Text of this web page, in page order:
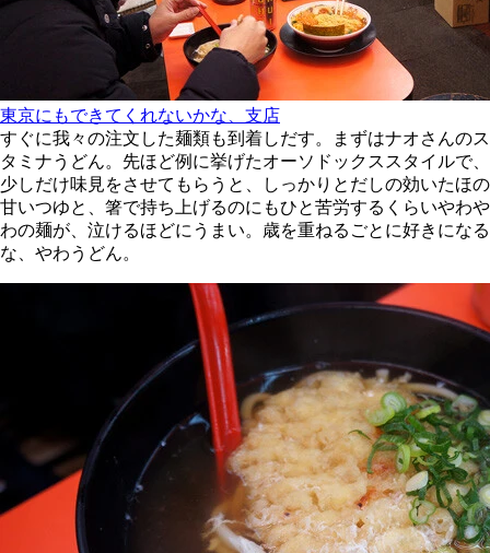
東京にもできてくれないかな、支店
すぐに我々の注文した麺類も到着しだす。まずはナオさんのス
タミナうどん。先ほど例に挙げたオーソドックススタイルで、
少しだけ味見をさせてもらうと、しっかりとだしの効いたほの
甘いつゆと、箸で持ち上げるのにもひと苦労するくらいやわや
わの麺が、泣けるほどにうまい。歳を重ねるごとに好きになる
な、やわうどん。